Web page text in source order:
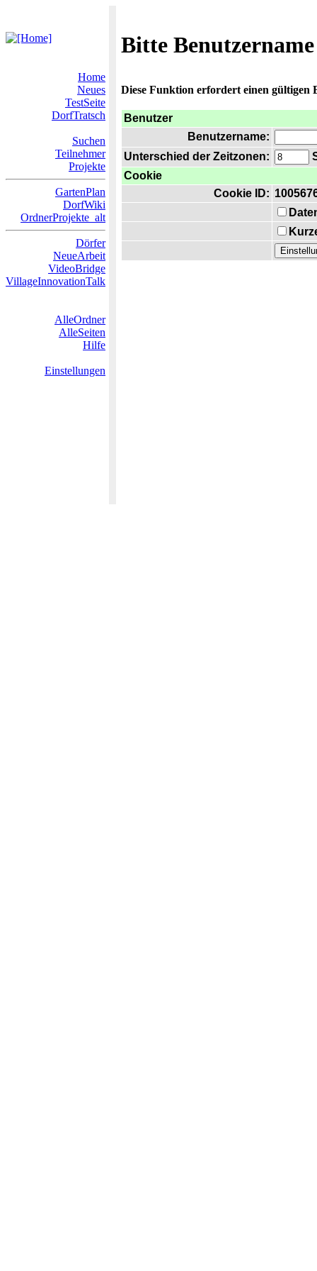
Bitte
Home
Neues
TestSeite
DorfTratsch
Suchen
Teilnehmer
Projekte
GartenPlan
DorfWiki
OrdnerProjekte_alt
Dörfer
NeueArbeit
VideoBridge
VillageInnovationTalk
AlleOrdner
AlleSeiten
Hilfe
Einstellungen
Diese Funktion erfordert einen gültigen
Benutzer
Benutzername:
Unterschied der Zeitzonen:
Cookie
Cookie ID: